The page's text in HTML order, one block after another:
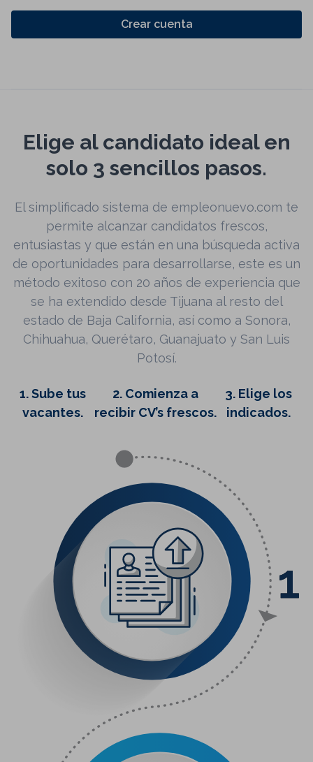
Crear cuenta
Elige al candidato ideal en
solo 3 sencillos pasos.
El simplificado sistema de empleonuevo.com te
permite alcanzar candidatos frescos,
entusiastas y que están en una búsqueda activa
de oportunidades para desarrollarse, este es un
método exitoso con 20 años de experiencia que
se ha extendido desde Tijuana al resto del
estado de Baja California, así como a Sonora,
Chihuahua, Querétaro, Guanajuato y San Luis
Potosí.
1. Sube tus
vacantes.
2. Comienza a
recibir CV’s frescos.
3. Elige los
indicados.